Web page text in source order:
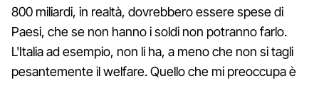
800 miliardi, in realtà, dovrebbero essere spese di
Paesi, che se non hanno i soldi non potranno farlo.
L'Italia ad esempio, non li ha, a meno che non si tagli
pesantemente il welfare. Quello che mi preoccupa è